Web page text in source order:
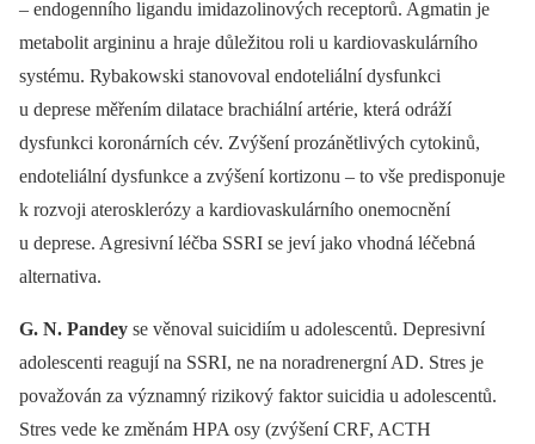
–⁠ endogenního ligandu imidazolinových receptorů. Agmatin je
metabolit argininu a hraje důležitou roli u kardiovaskulárního
systému. Rybakowski stanovoval endoteliální dysfunkci
u deprese měřením dilatace brachiální artérie, která odráží
dysfunkci koronárních cév. Zvýšení prozánětlivých cytokinů,
endoteliální dysfunkce a zvýšení kortizonu –⁠ to vše predisponuje
k rozvoji aterosklerózy a kardiovaskulárního onemocnění
u deprese. Agresivní léčba SSRI se jeví jako vhodná léčebná
alternativa.
G. N. Pandey se věnoval suicidiím u adolescentů. Depresivní
adolescenti reagují na SSRI, ne na noradrenergní AD. Stres je
považován za významný rizikový faktor suicidia u adolescentů.
Stres vede ke změnám HPA osy (zvýšení CRF, ACTH